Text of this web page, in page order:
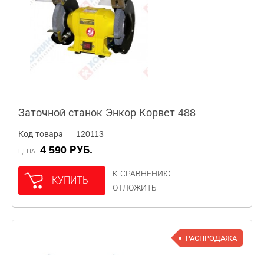
Заточной станок Энкор Корвет 488
Код товара — 120113
ЦЕНА 4 590 РУБ.
КУПИТЬ
К СРАВНЕНИЮ
ОТЛОЖИТЬ
РАСПРОДАЖА